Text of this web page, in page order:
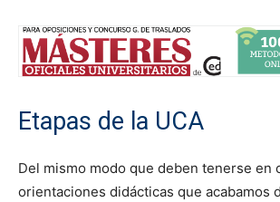
Etapas de la UCA
Del mismo modo que deben tenerse en
orientaciones didácticas que acabamos